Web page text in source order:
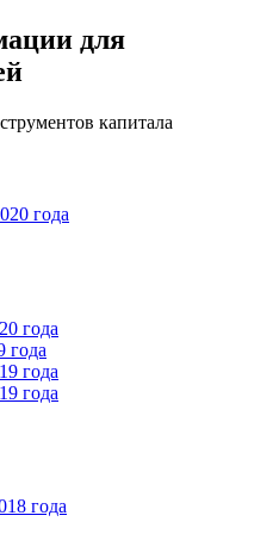
для
капитала
года
года
года
года
года
года